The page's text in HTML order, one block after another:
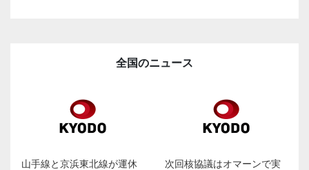
全国のニュース
山手線と京浜東北線が運休
次回核協議はオマーンで実